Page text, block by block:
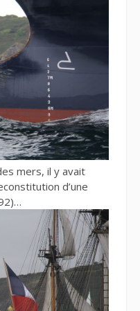
mers, il y avait
d’une